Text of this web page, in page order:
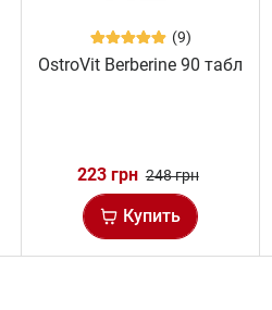
(9)
OstroVit Berberine 90 табл
223 грн 248 грн
Купить